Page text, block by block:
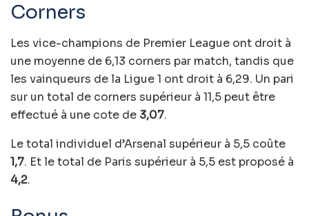
Corners
Les vice-champions de Premier League ont droit à
une moyenne de 6,13 corners par match, tandis que
les vainqueurs de la Ligue 1 ont droit à 6,29. Un pari
sur un total de corners supérieur à 11,5 peut être
effectué à une cote de 3,07.
Le total individuel d’Arsenal supérieur à 5,5 coûte
1,7. Et le total de Paris supérieur à 5,5 est proposé à
4,2.